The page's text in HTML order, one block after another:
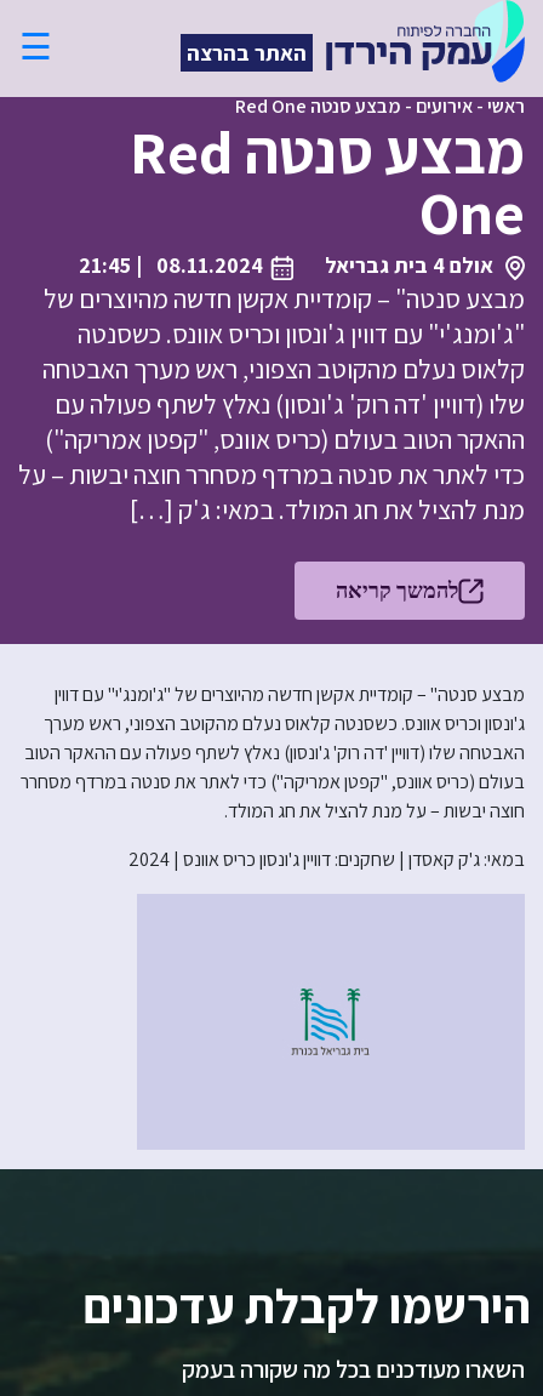
האתר בהרצה ☰
ראשי-אירועים - מבצע סנטה Red One
מבצע סנטה Red
One
אולם 4 בית גבריאל 08.11.2024
| 21:45
מבצע סנטה" – קומדיית אקשן חדשה מהיוצרים של
"ג'ומנג'י" עם דווין ג'ונסון וכריס אוונס. כשסנטה
קלאוס נעלם מהקוטב הצפוני, ראש מערך האבטחה
שלו (דוויין 'דה רוק' ג'ונסון) נאלץ לשתף פעולה עם
ההאקר הטוב בעולם (כריס אוונס, "קפטן אמריקה")
כדי לאתר את סנטה במרדף מסחרר חוצה יבשות – על
מנת להציל את חג המולד. במאי: ג'ק […]
להמשך קריאה
מבצע סנטה" – קומדיית אקשן חדשה מהיוצרים של "ג'ומנג'י" עם דווין
ג'ונסון וכריס אוונס. כשסנטה קלאוס נעלם מהקוטב הצפוני, ראש מערך
האבטחה שלו (דוויין 'דה רוק' ג'ונסון) נאלץ לשתף פעולה עם ההאקר הטוב
בעולם (כריס אוונס, "קפטן אמריקה") כדי לאתר את סנטה במרדף מסחרר
חוצה יבשות – על מנת להציל את חג המולד.
במאי: ג'ק קאסדן | שחקנים: דוויין ג'ונסון כריס אוונס | 2024
הירשמו לקבלת עדכונים
השארו מעודכנים בכל מה שקורה בעמק